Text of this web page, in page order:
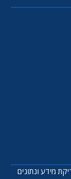
מידע ונתונים